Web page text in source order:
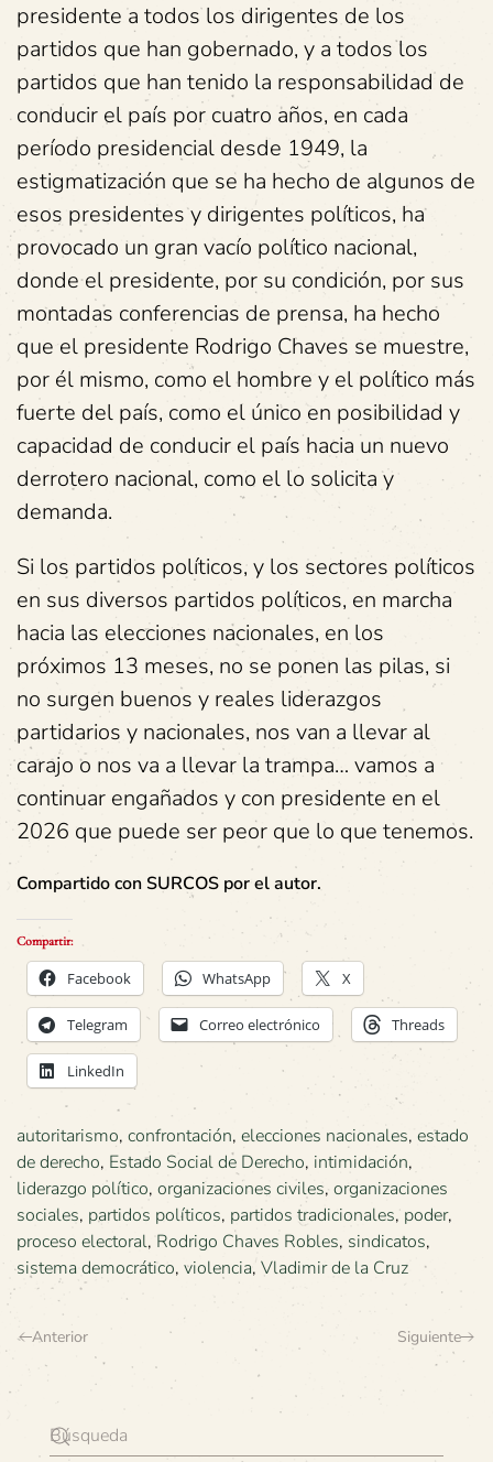
presidente a todos los dirigentes de los
partidos que han gobernado, y a todos los
partidos que han tenido la responsabilidad de
conducir el país por cuatro años, en cada
período presidencial desde 1949, la
estigmatización que se ha hecho de algunos de
esos presidentes y dirigentes políticos, ha
provocado un gran vacío político nacional,
donde el presidente, por su condición, por sus
montadas conferencias de prensa, ha hecho
que el presidente Rodrigo Chaves se muestre,
por él mismo, como el hombre y el político más
fuerte del país, como el único en posibilidad y
capacidad de conducir el país hacia un nuevo
derrotero nacional, como el lo solicita y
demanda.
Si los partidos políticos, y los sectores políticos
en sus diversos partidos políticos, en marcha
hacia las elecciones nacionales, en los
próximos 13 meses, no se ponen las pilas, si
no surgen buenos y reales liderazgos
partidarios y nacionales, nos van a llevar al
carajo o nos va a llevar la trampa… vamos a
continuar engañados y con presidente en el
2026 que puede ser peor que lo que tenemos.
Compartido con SURCOS por el autor.
Compartir:
Facebook WhatsApp X
Telegram Correo electrónico Threads
LinkedIn
autoritarismo, confrontación, elecciones nacionales, estado
de derecho, Estado Social de Derecho, intimidación,
liderazgo político, organizaciones civiles,organizaciones
sociales, partidos políticos, partidos tradicionales,poder,
proceso electoral, Rodrigo Chaves Robles, sindicatos,
sistema democrático, violencia, Vladimir de la Cruz
Anterior Siguiente